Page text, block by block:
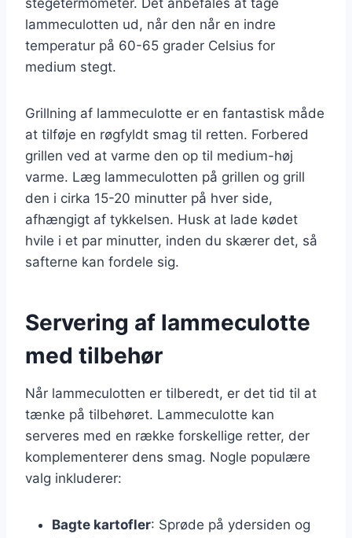
lammeculotten ud, når den når en indre
temperatur på 60-65 grader Celsius for
medium stegt.
Grillning af lammeculotte er en fantastisk måde
at tilføje en røgfyldt smag til retten. Forbered
grillen ved at varme den op til medium-høj
varme. Læg lammeculotten på grillen og grill
den i cirka 15-20 minutter på hver side,
afhængigt af tykkelsen. Husk at lade kødet
hvile i et par minutter, inden du skærer det, så
safterne kan fordele sig.
Servering af lammeculotte
med tilbehør
Når lammeculotten er tilberedt, er det tid til at
tænke på tilbehøret. Lammeculotte kan
serveres med en række forskellige retter, der
komplementerer dens smag. Nogle populære
valg inkluderer:
Bagte kartofler: Sprøde på ydersiden og